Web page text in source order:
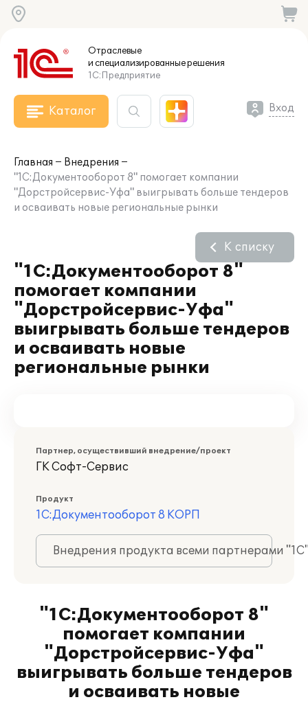
Отраслевые
и специализированныерешения
1С:Предприятие
Каталог Вход
Главная
Внедрения
"1С:Документооборот 8" помогает компании
"Дорстройсервис-Уфа" выигрывать больше тендеров
и осваивать новые региональные рынки
"1С:Документооборот 8"
помогает компании
"Дорстройсервис-Уфа"
выигрывать больше тендеров
и осваивать новые
региональные рынки
К списку
Партнер, осуществивший внедрение/проект
ГК Софт-Сервис
Продукт
1С:Документооборот 8 КОРП
Внедрения продукта всеми партнерами
"1С:Документооборот 8"
помогает компании
"Дорстройсервис-Уфа"
выигрывать больше тендеров
и осваивать новые